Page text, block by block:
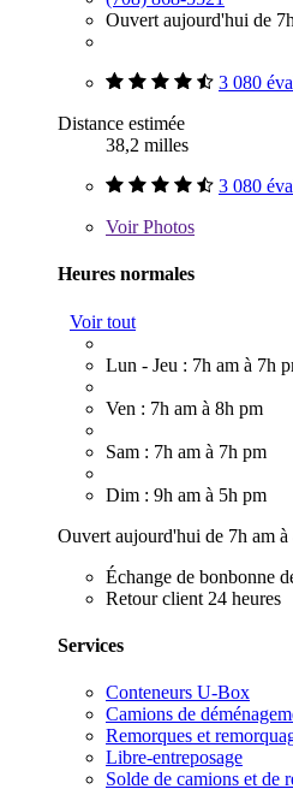
Ouvert aujourd'hui de
3 080
Distance estimée
38,2 milles
3 080
VoirPhotos
Heures normales
Voir tout
Lun - Jeu : 7h am à 7h
Ven : 7h am à 8h pm
Sam : 7h am à 7h pm
Dim : 9h am à 5h pm
Ouvert aujourd'hui de 7h am à
Échange de bonbonne
Retour client 24 heures
Services
Conteneurs U-Box
Camions de
Remorques et
Libre-entreposage
Solde de camions et de